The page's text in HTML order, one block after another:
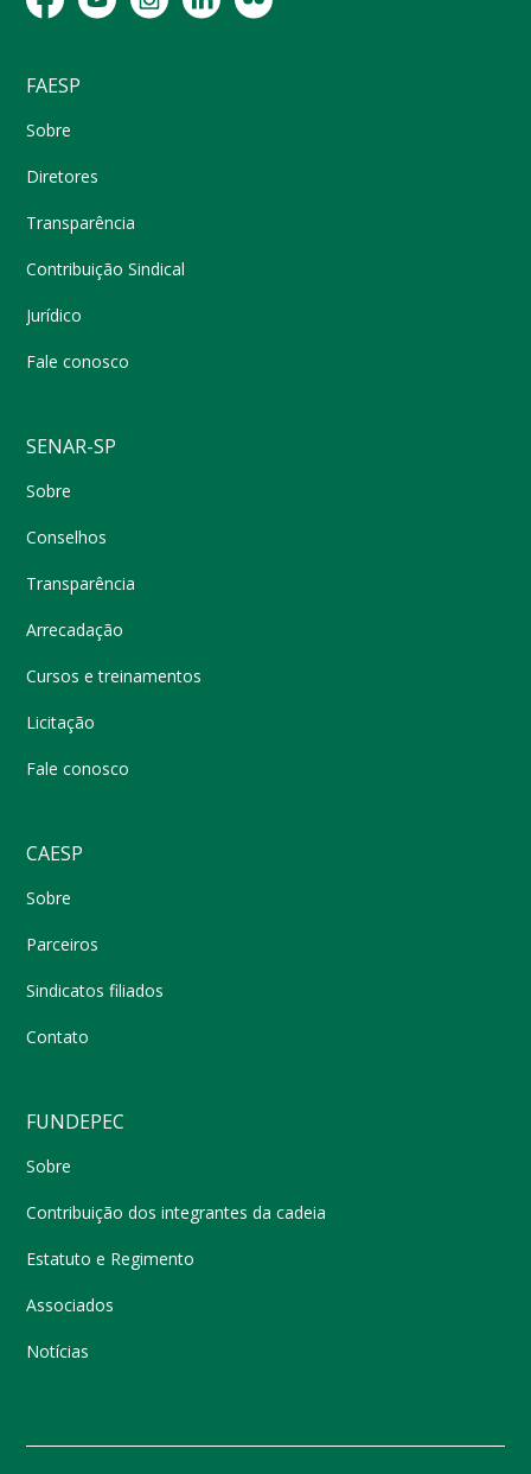
FAESP
Sobre
Diretores
Transparência
Contribuição Sindical
Jurídico
Fale conosco
SENAR-SP
Sobre
Conselhos
Transparência
Arrecadação
Cursos e treinamentos
Licitação
Fale conosco
CAESP
Sobre
Parceiros
Sindicatos filiados
Contato
FUNDEPEC
Sobre
Contribuição dos integrantes da cadeia
Estatuto e Regimento
Associados
Notícias